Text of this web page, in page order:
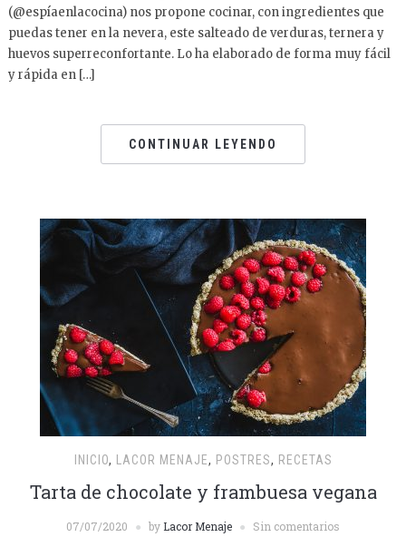
(@espíaenlacocina) nos propone cocinar, con ingredientes que
puedas tener en la nevera, este salteado de verduras, ternera y
huevos superreconfortante. Lo ha elaborado de forma muy fácil
y rápida en […]
CONTINUAR LEYENDO
INICIO, LACOR MENAJE, POSTRES, RECETAS
Tarta de chocolate y frambuesa vegana
07/07/2020 by Lacor Menaje Sin comentarios